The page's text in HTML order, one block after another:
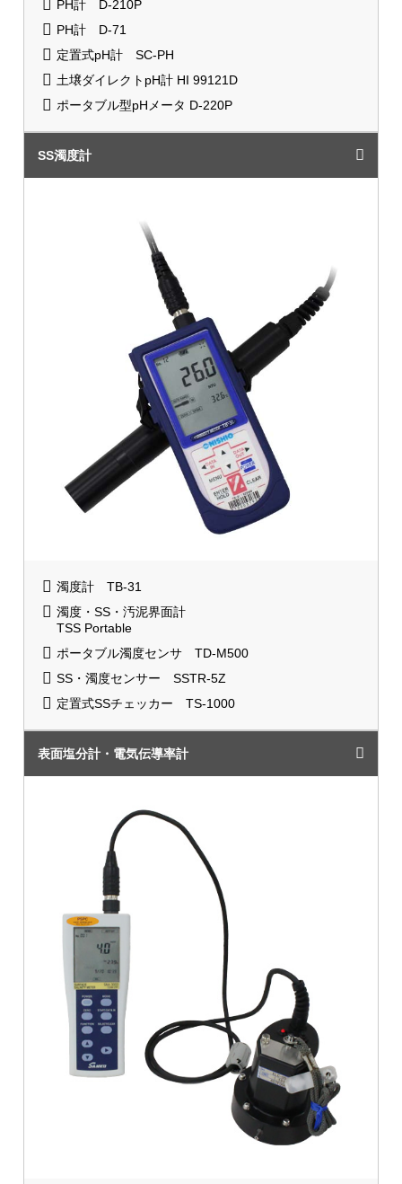
PH計 D-210P
PH計 D-71
定置式pH計 SC-PH
土壌ダイレクトpH計 HI 99121D
ポータブル型pHメータ D-220P
SS濁度計
濁度計 TB-31
濁度・SS・汚泥界面計
TSS Portable
ポータブル濁度センサ TD-M500
SS・濁度センサー SSTR-5Z
定置式SSチェッカー TS-1000
表面塩分計・電気伝導率計